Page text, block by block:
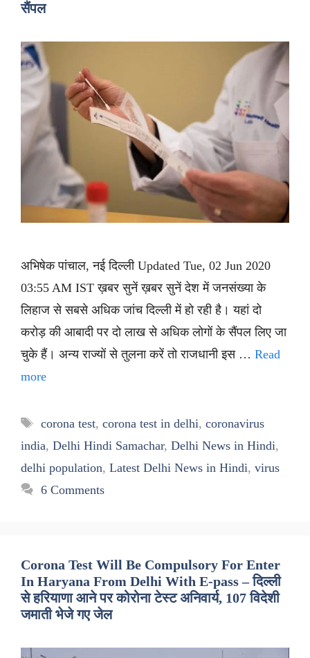
सैंपल
अभिषेक पांचाल, नई दिल्ली Updated Tue, 02 Jun 2020
03:55 AM IST ख़बर सुनें ख़बर सुनें देश में जनसंख्या के
लिहाज से सबसे अधिक जांच दिल्ली में हो रही है। यहां दो
करोड़ की आबादी पर दो लाख से अधिक लोगों के सैंपल लिए जा
चुके हैं। अन्य राज्यों से तुलना करें तो राजधानी इस … Read
more
Tags
corona test, corona test in delhi, coronavirus
india, Delhi Hindi Samachar, Delhi News in Hindi,
delhi population, Latest Delhi News in Hindi, virus
6 Comments
Corona Test Will Be Compulsory For Enter
In Haryana From Delhi With E-pass – दिल्ली
से हरियाणा आने पर कोरोना टेस्ट अनिवार्य, 107 विदेशी
जमाती भेजे गए जेल